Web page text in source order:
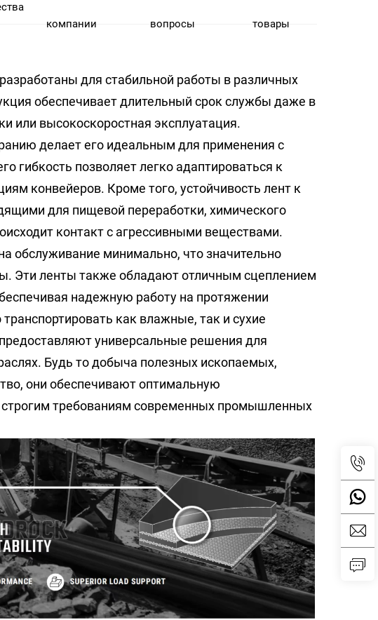
компании вопросы товары
для стабильной работы в различных
обеспечивает длительный срок службы даже в
или высокоскоростная эксплуатация.
делает его идеальным для применения с
гибкость позволяет легко адаптироваться к
конвейеров. Кроме того, устойчивость лент к
для пищевой переработки, химического
контакт с агрессивными веществами.
обслуживание минимально, что значительно
Эти ленты также обладают отличным сцеплением
надежную работу на протяжении
как влажные, так и сухие
универсальные решения для
Будь то добыча полезных ископаемых,
они обеспечивают оптимальную
строгим требованиям современных промышленных